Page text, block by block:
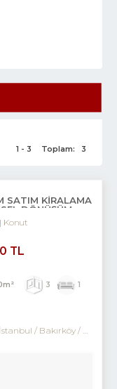
1 - 3
Toplam: 3
SATIM KİRALAMA
DÖNÜŞÜM
Konut
TL
3
1
/ Bakırköy/ Kartaltepe